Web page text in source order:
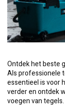
Ontdek het beste
Als professionele
essentieel is voor
verder en ontdek
voegen van tegels.